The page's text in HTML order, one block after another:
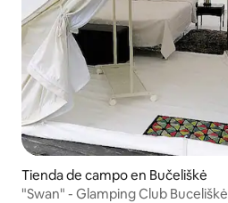
Tienda de campo en Bučeliškė
"Swan" - Glamping Club Buceliškė